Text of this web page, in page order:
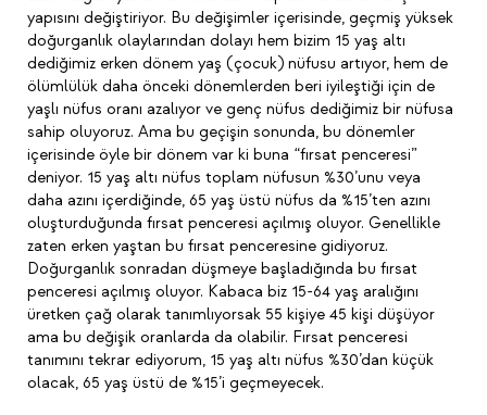
yapısını değiştiriyor. Bu değişimler içerisinde, geçmiş yüksek
doğurganlık olaylarından dolayı hem bizim 15 yaş altı
dediğimiz erken dönem yaş (çocuk) nüfusu artıyor, hem de
ölümlülük daha önceki dönemlerden beri iyileştiği için de
yaşlı nüfus oranı azalıyor ve genç nüfus dediğimiz bir nüfusa
sahip oluyoruz. Ama bu geçişin sonunda, bu dönemler
içerisinde öyle bir dönem var ki buna “fırsat penceresi”
deniyor. 15 yaş altı nüfus toplam nüfusun %30’unu veya
daha azını içerdiğinde, 65 yaş üstü nüfus da %15’ten azını
oluşturduğunda fırsat penceresi açılmış oluyor. Genellikle
zaten erken yaştan bu fırsat penceresine gidiyoruz.
Doğurganlık sonradan düşmeye başladığında bu fırsat
penceresi açılmış oluyor. Kabaca biz 15-64 yaş aralığını
üretken çağ olarak tanımlıyorsak 55 kişiye 45 kişi düşüyor
ama bu değişik oranlarda da olabilir. Fırsat penceresi
tanımını tekrar ediyorum, 15 yaş altı nüfus %30’dan küçük
olacak, 65 yaş üstü de %15’i geçmeyecek.